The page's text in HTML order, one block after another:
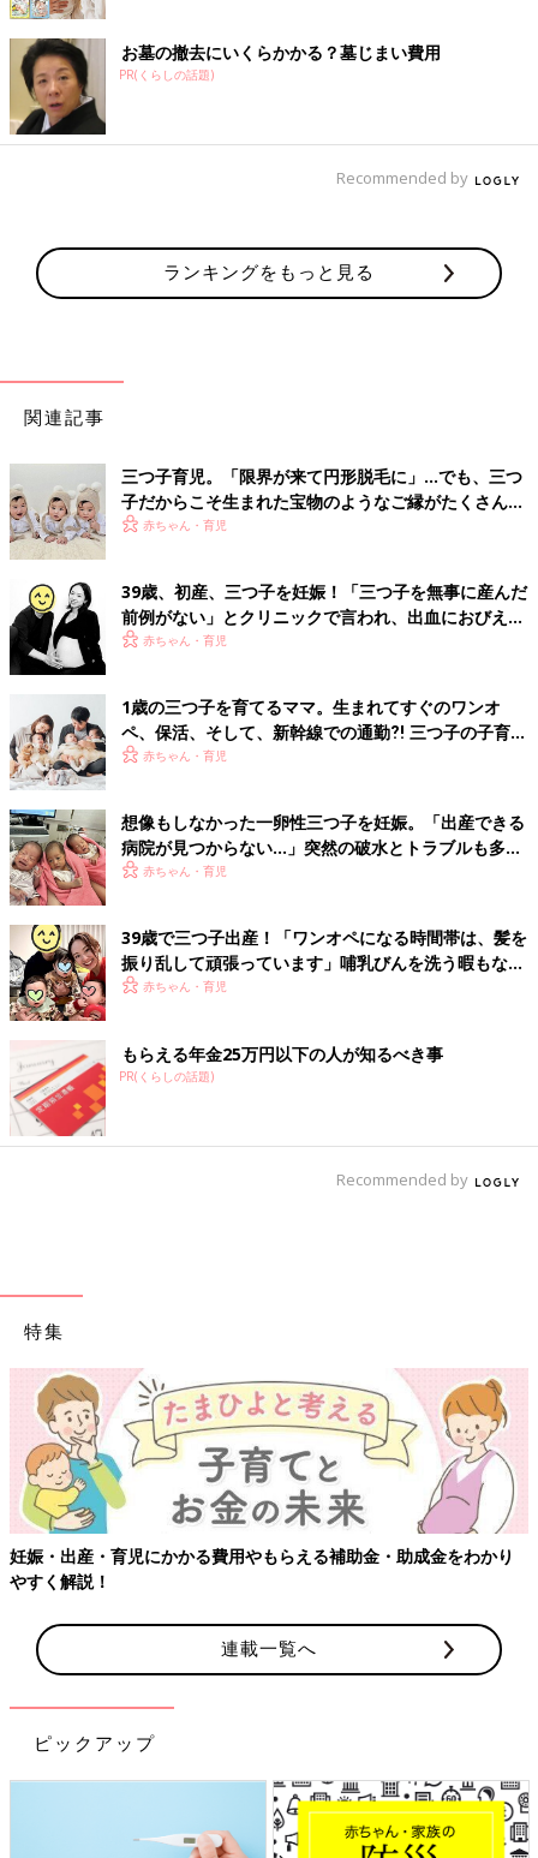
お墓の撤去にいくらかかる？墓じまい費用
PR(くらしの話題)
Recommended by
ランキングをもっと見る
関連記事
三つ子育児。「限界が来て円形脱毛に」…でも、三つ
子だからこそ生まれた宝物のようなご縁がたくさん！
【体験談】
赤ちゃん・育児
39歳、初産、三つ子を妊娠！「三つ子を無事に産んだ
前例がない」とクリニックで言われ、出血におびえる
日々…【桑子英里アナ・インタビュー】
赤ちゃん・育児
1歳の三つ子を育てるママ。生まれてすぐのワンオ
ペ、保活、そして、新幹線での通勤⁈ 三つ子の子育て
のリアル【多胎育児体験談】
赤ちゃん・育児
想像もしなかった一卵性三つ子を妊娠。「出産できる
病院が見つからない…」突然の破水とトラブルも多数
経験！【体験談】
赤ちゃん・育児
39歳で三つ子出産！「ワンオペになる時間帯は、髪を
振り乱して頑張っています」哺乳びんを洗う暇もない
怒涛の育児とは！？【桑子英里アナ・インタビュー】
赤ちゃん・育児
もらえる年金25万円以下の人が知るべき事
PR(くらしの話題)
Recommended by
特集
金をわかり 【ワクチン接種できるものも】妊婦の感染症対策、知
連載一覧へ
ピックアップ